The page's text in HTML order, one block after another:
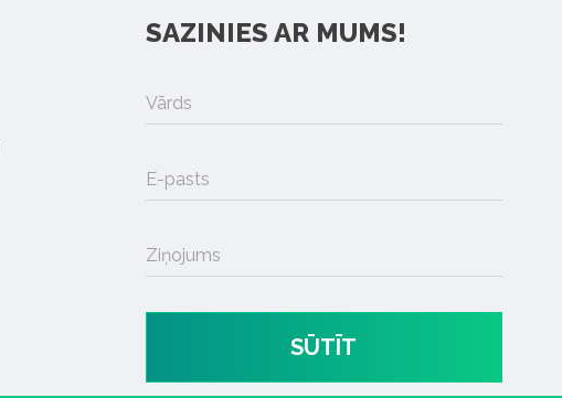
SAZINIES AR MUMS!
Vārds
E-pasts
Ziņojums
SŪTĪT